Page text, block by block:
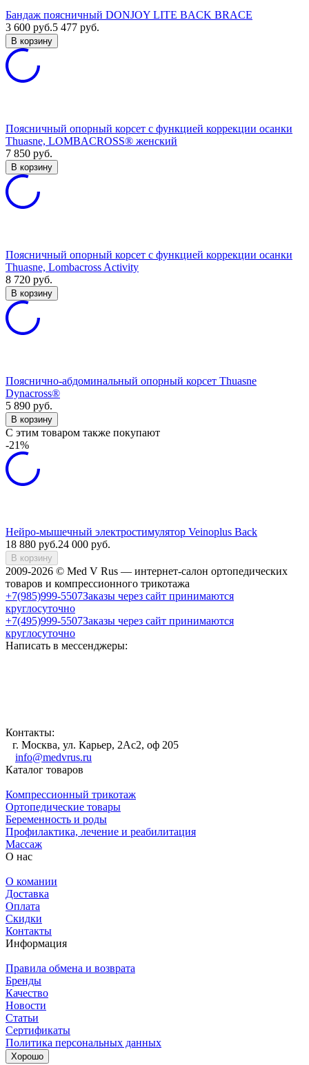
Бандаж поясничный DONJOY LITE BACK BRACE
3 600 руб.5 477 руб.
В корзину
Поясничный опорный корсет с функцией коррекции осанки
Thuasne, LOMBACROSS® женский
7 850 руб.
В корзину
Поясничный опорный корсет с функцией коррекции осанки
Thuasne, Lombacross Activity
8 720 руб.
В корзину
Пояснично-абдоминальный опорный корсет Thuasne
Dynacross®
5 890 руб.
В корзину
C этим товаром также покупают
-21%
Нейро-мышечный электростимулятор Veinoplus Back
18 880 руб.24 000 руб.
В корзину
2009-2026 © Med V Rus — интернет-салон ортопедических
товаров и компрессионного трикотажа
+7(985)999-5507Заказы через сайт принимаются
круглосуточно
+7(495)999-5507Заказы через сайт принимаются
круглосуточно
Написать в мессенджеры:
Контакты:
г. Москва, ул. Карьер, 2Ас2, оф 205
info@medvrus.ru
Каталог товаров
Компрессионный трикотаж
Ортопедические товары
Беременность и роды
Профилактика, лечение и реабилитация
Массаж
О нас
О комании
Доставка
Оплата
Скидки
Контакты
Информация
Правила обмена и возврата
Бренды
Качество
Новости
Статьи
Сертификаты
Политика персональных данных
Хорошо